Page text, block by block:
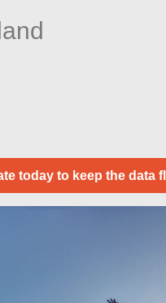
today to keep the data